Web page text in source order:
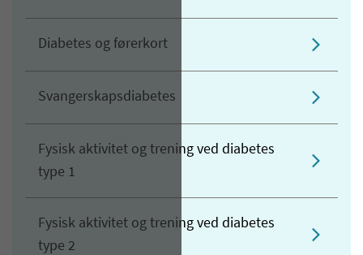
Diabetes og førerkort
Svangerskapsdiabetes
Fysisk aktivitet og trening ved diabetes
type 1
Fysisk aktivitet og trening ved diabetes
type 2